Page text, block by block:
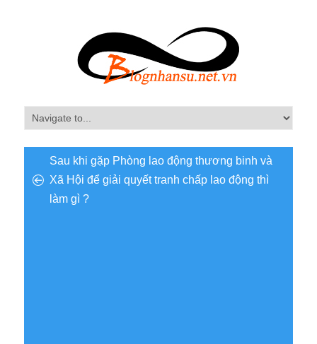
Sau khi gặp Phòng lao động thương binh và
Xã Hội để giải quyết tranh chấp lao động thì
làm gì ?